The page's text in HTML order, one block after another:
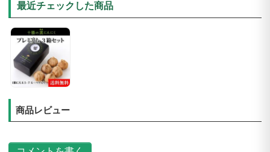
最近チェックした商品
商品レビュー